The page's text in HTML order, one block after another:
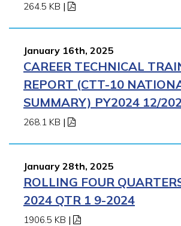
264.5 KB |
January 16th, 2025
CAREER TECHNICAL
REPORT (CTT-10
SUMMARY) PY2024 12/
268.1 KB |
January 28th, 2025
ROLLING FOUR
2024 QTR 1 9-2024
1906.5 KB |